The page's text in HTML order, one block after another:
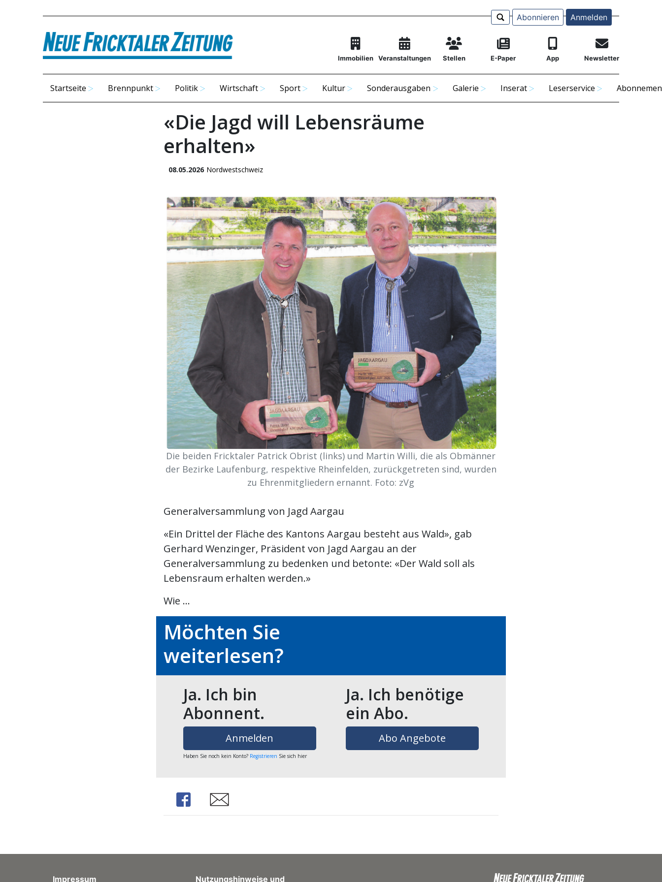
Abonnieren Anmelden
Immobilien Veranstaltungen Stellen E-Paper App Newsletter
Startseite Brennpunkt Politik Wirtschaft Sport Kultur Sonderausgaben Galerie Inserat Leserservice
«Die Jagd will Lebensräume
erhalten»
08.05.2026 Nordwestschweiz
Die beiden Fricktaler Patrick Obrist (links) und Martin Willi, die als Obmänner
der Bezirke Laufenburg, respektive Rheinfelden, zurückgetreten sind, wurden
zu Ehrenmitgliedern ernannt. Foto: zVg
Generalversammlung von Jagd Aargau
«Ein Drittel der Fläche des Kantons Aargau besteht aus Wald», gab
Gerhard Wenzinger, Präsident von Jagd Aargau an der
Generalversammlung zu bedenken und betonte: «Der Wald soll als
Lebensraum erhalten werden.»
Wie ...
Möchten Sie
weiterlesen?
Ja. Ich bin
Abonnent.
Anmelden
Haben Sie noch kein Konto?Registrieren Sie sich hier
Ja. Ich benötige
ein Abo.
Abo Angebote
Share Share
Impressum Nutzungshinweise und